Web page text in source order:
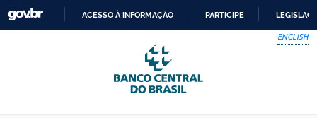
Skip to main content
PARA
O
CONTEÚDO
ACESSO À INFORMAÇÃO PARTICIPE
ENGLISH